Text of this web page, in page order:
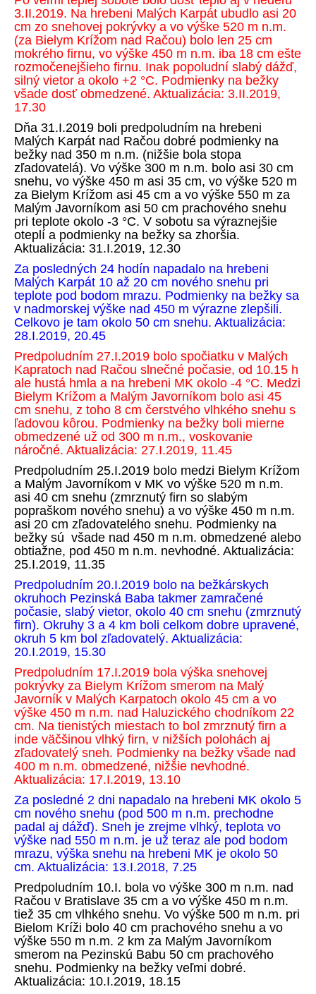
3.II.2019. Na hrebeni Malých Karpát ubudlo asi 20
cm zo snehovej pokrývky a vo výške 520 m n.m.
(za Bielym Krížom nad Račou) bolo len 25 cm
mokrého firnu, vo výške 450 m n.m. iba 18 cm ešte
rozmočenejšieho firnu. Inak popoludní slabý dážď,
silný vietor a okolo +2 °C. Podmienky na bežky
všade dosť obmedzené. Aktualizácia: 3.II.2019,
17.30
Dňa 31.I.2019 boli predpoludním na hrebeni
Malých Karpát nad Račou dobré podmienky na
bežky nad 350 m n.m. (nižšie bola stopa
zľadovatelá). Vo výške 300 m n.m. bolo asi 30 cm
snehu, vo výške 450 m asi 35 cm, vo výške 520 m
za Bielym Krížom asi 45 cm a vo výške 550 m za
Malým Javorníkom asi 50 cm prachového snehu
pri teplote okolo -3 °C. V sobotu sa výraznejšie
oteplí a podmienky na bežky sa zhoršia.
Aktualizácia: 31.I.2019, 12.30
Za posledných 24 hodín napadalo na hrebeni
Malých Karpát 10 až 20 cm nového snehu pri
teplote pod bodom mrazu. Podmienky na bežky sa
v nadmorskej výške nad 450 m výrazne zlepšili.
Celkovo je tam okolo 50 cm snehu. Aktualizácia:
28.I.2019, 20.45
Predpoludním 27.I.2019 bolo spočiatku v Malých
Kapratoch nad Račou slnečné počasie, od 10.15 h
ale hustá hmla a na hrebeni MK okolo -4 °C. Medzi
Bielym Krížom a Malým Javorníkom bolo asi 45
cm snehu, z toho 8 cm čerstvého vlhkého snehu s
ľadovou kôrou. Podmienky na bežky boli mierne
obmedzené už od 300 m n.m., voskovanie
náročné. Aktualizácia: 27.I.2019, 11.45
Predpoludním 25.I.2019 bolo medzi Bielym Krížom
a Malým Javorníkom v MK vo výške 520 m n.m.
asi 40 cm snehu (zmrznutý firn so slabým
popraškom nového snehu) a vo výške 450 m n.m.
asi 20 cm zľadovatelého snehu. Podmienky na
bežky sú všade nad 450 m n.m. obmedzené alebo
obtiažne, pod 450 m n.m. nevhodné. Aktualizácia:
25.I.2019, 11.35
Predpoludním 20.I.2019 bolo na bežkárskych
okruhoch Pezinská Baba takmer zamračené
počasie, slabý vietor, okolo 40 cm snehu (zmrznutý
firn). Okruhy 3 a 4 km boli celkom dobre upravené,
okruh 5 km bol zľadovatelý. Aktualizácia:
20.I.2019, 15.30
Predpoludním 17.I.2019 bola výška snehovej
pokrývky za Bielym Krížom smerom na Malý
Javorník v Malých Karpatoch okolo 45 cm a vo
výške 450 m n.m. nad Haluzického chodníkom 22
cm. Na tienistých miestach to bol zmrznutý firn a
inde väčšinou vlhký firn, v nižších polohách aj
zľadovatelý sneh. Podmienky na bežky všade nad
400 m n.m. obmedzené, nižšie nevhodné.
Aktualizácia: 17.I.2019, 13.10
Za posledné 2 dni napadalo na hrebeni MK okolo 5
cm nového snehu (pod 500 m n.m. prechodne
padal aj dážď). Sneh je zrejme vlhký, teplota vo
výške nad 550 m n.m. je už teraz ale pod bodom
mrazu, výška snehu na hrebeni MK je okolo 50
cm. Aktualizácia: 13.I.2018, 7.25
Predpoludním 10.I. bola vo výške 300 m n.m. nad
Račou v Bratislave 35 cm a vo výške 450 m n.m.
tiež 35 cm vlhkého snehu. Vo výške 500 m n.m. pri
Bielom Kríži bolo 40 cm prachového snehu a vo
výške 550 m n.m. 2 km za Malým Javorníkom
smerom na Pezinskú Babu 50 cm prachového
snehu. Podmienky na bežky veľmi dobré.
Aktualizácia: 10.I.2019, 18.15